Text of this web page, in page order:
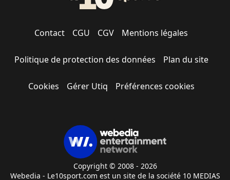
Contact CGU CGV Mentions légales
Politique de protection des données Plan du site
Cookies Gérer Utiq Préférences cookies
Copyright © 2008 - 2026
Webedia - Le10sport.com est un site de la société 10 MEDIAS